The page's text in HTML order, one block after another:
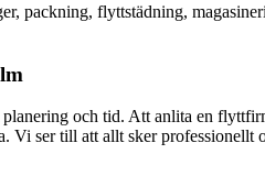
packning, flyttstädning,
och tid. Att anlita en
Vi ser till att allt sker